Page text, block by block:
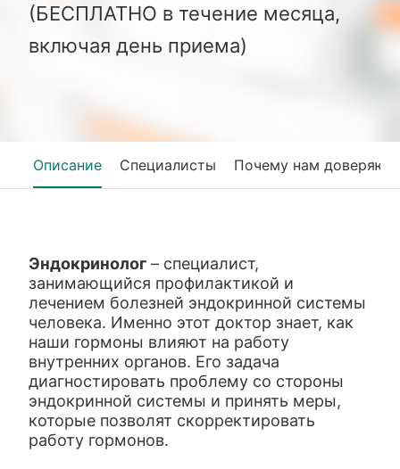
(БЕСПЛАТНО в течение месяца,
включая день приема)
Описание Специалисты Почему нам доверяют
Эндокринолог – специалист,
занимающийся профилактикой и
лечением болезней эндокринной системы
человека. Именно этот доктор знает, как
наши гормоны влияют на работу
внутренних органов. Его задача
диагностировать проблему со стороны
эндокринной системы и принять меры,
которые позволят скорректировать
работу гормонов.